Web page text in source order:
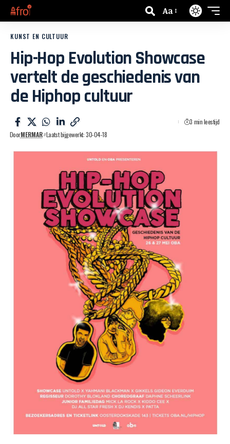
Aa
KUNST EN CULTUUR
Hip-Hop Evolution Showcase
vertelt de geschiedenis van
de Hiphop cultuur
DoorMERMAR Laatst bijgewerkt: 30-04-18
3 min leestijd